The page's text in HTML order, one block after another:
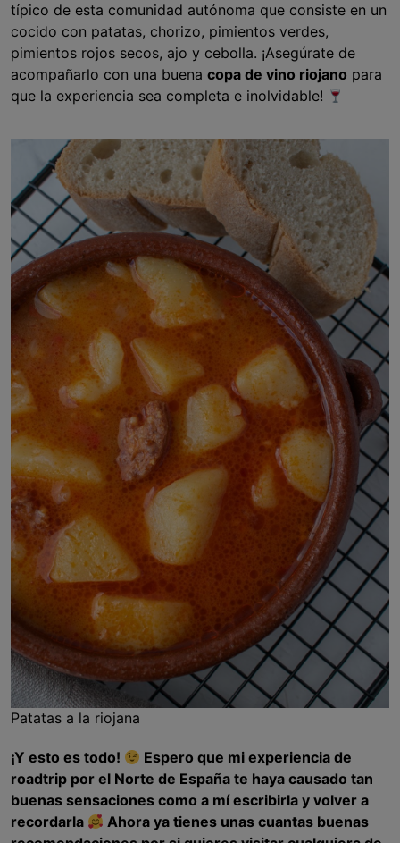
típico de esta comunidad autónoma que consiste en un
cocido con patatas, chorizo, pimientos verdes,
pimientos rojos secos, ajo y cebolla. ¡Asegúrate de
acompañarlo con una buena copa de vino riojano para
que la experiencia sea completa e inolvidable!
Patatas a la riojana
¡Y esto es todo!
Espero que mi experiencia de
roadtrip por el Norte de España te haya causado tan
buenas sensaciones como a mí escribirla y volver a
recordarla
Ahora ya tienes unas cuantas buenas